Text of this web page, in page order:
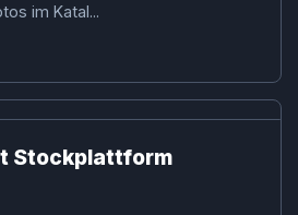
im Katal...
Stockplattform